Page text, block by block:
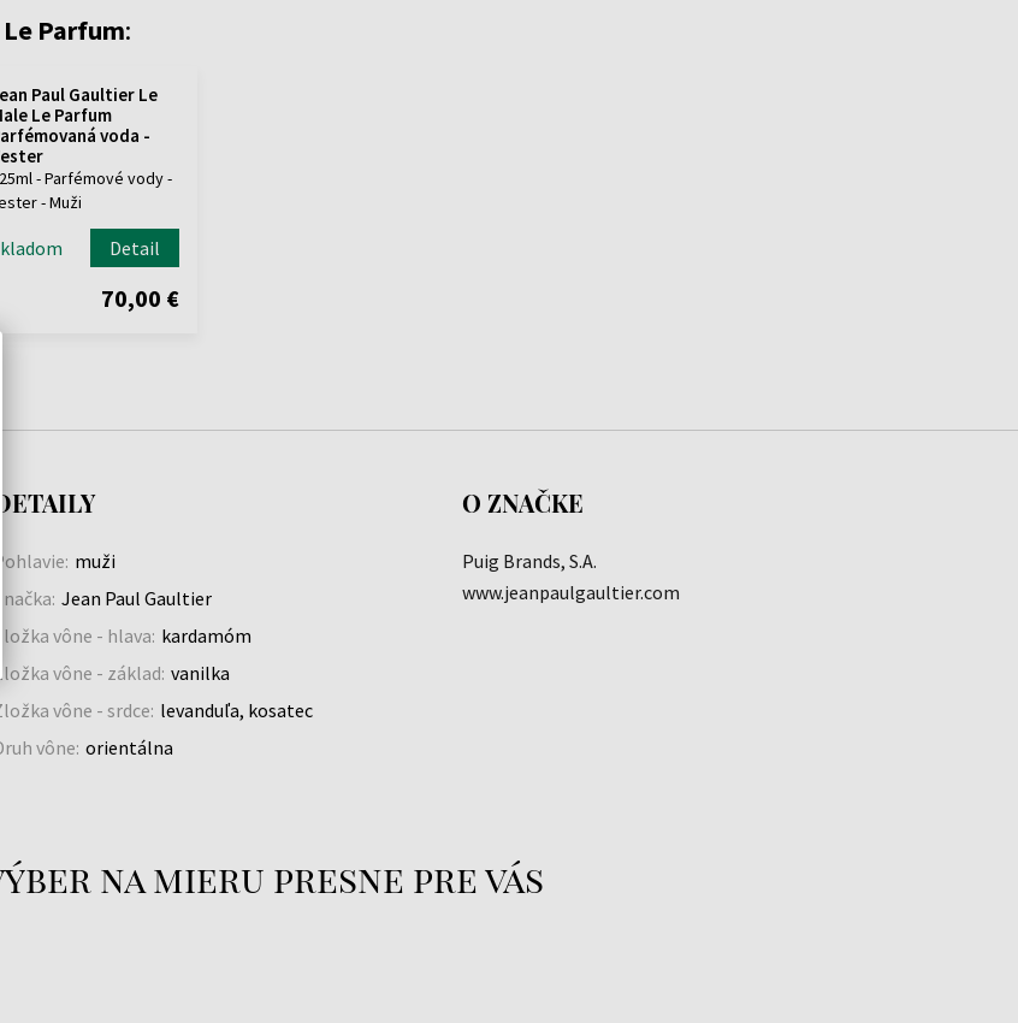
Parfum:
Paul Gaultier Le
Le Parfum
voda -
- Parfémové vody -
- Muži
Detail
70,00 €
DETAILY
Pohlavie: muži
Značka: Jean Paul Gaultier
Zložka vône - hlava: kardamóm
Zložka vône - základ: vanilka
vône - srdce: levanduľa, kosatec
vône: orientálna
O ZNAČKE
Puig Brands, S.A.
www.jeanpaulgaultier.com
na mieru presne pre vás